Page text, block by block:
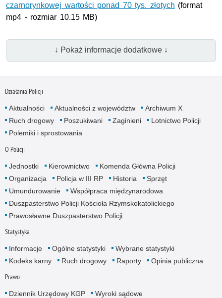
czarnorynkowej wartości ponad 70 tys. złotych (format
mp4 - rozmiar 10.15 MB)
↓ Pokaż informacje dodatkowe ↓
Działania Policji
Aktualności Aktualności z województw
Archiwum X
Ruch drogowy
Poszukiwani Zaginieni
Lotnictwo Policji
Polemiki i sprostowania
O Policji
Jednostki Kierownictwo
Komenda Główna Policji
Organizacja
Policja w III RP Historia
Sprzęt
Umundurowanie
Współpraca międzynarodowa
Duszpasterstwo Policji Kościoła Rzymskokatolickiego
Prawosławne Duszpasterstwo Policji
Statystyka
Informacje Ogólne statystyki
Wybrane statystyki
Kodeks karny
Ruch drogowy Raporty Opinia publiczna
Prawo
Dziennik Urzędowy KGP Wyroki sądowe